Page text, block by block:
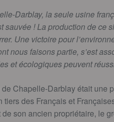
Darblay, la seule usine
sauvée ! La production de ce
Une victoire pour
nous faisons partie, s’est
et écologiques peuvent
Chapelle-Darblay était une
tiers des Français et
son ancien propriétaire, le